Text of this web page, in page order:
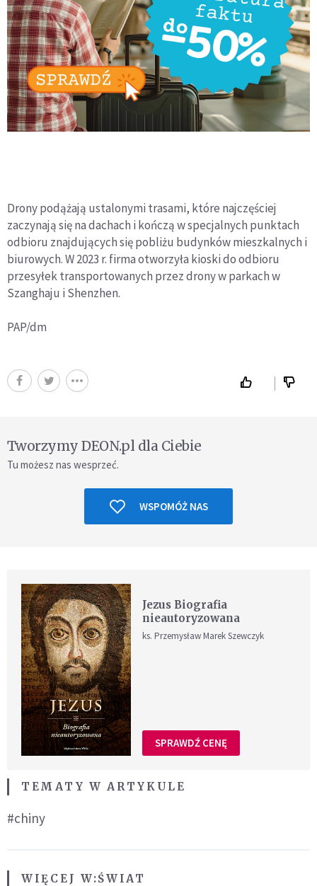
Drony podążają ustalonymi trasami, które najczęściej
zaczynają się na dachach i kończą w specjalnych punktach
odbioru znajdujących się pobliżu budynków mieszkalnych i
biurowych. W 2023 r. firma otworzyła kioski do odbioru
przesyłek transportowanych przez drony w parkach w
Szanghaju i Shenzhen.
PAP/dm
Tworzymy DEON.pl dla Ciebie
Tu możesz nas wesprzeć.
WSPOMÓŻ NAS
Jezus Biografia
nieautoryzowana
ks. Przemysław Marek Szewczyk
SPRAWDŹ CENĘ
TEMATY W ARTYKULE
#chiny
WIĘCEJ W:ŚWIAT